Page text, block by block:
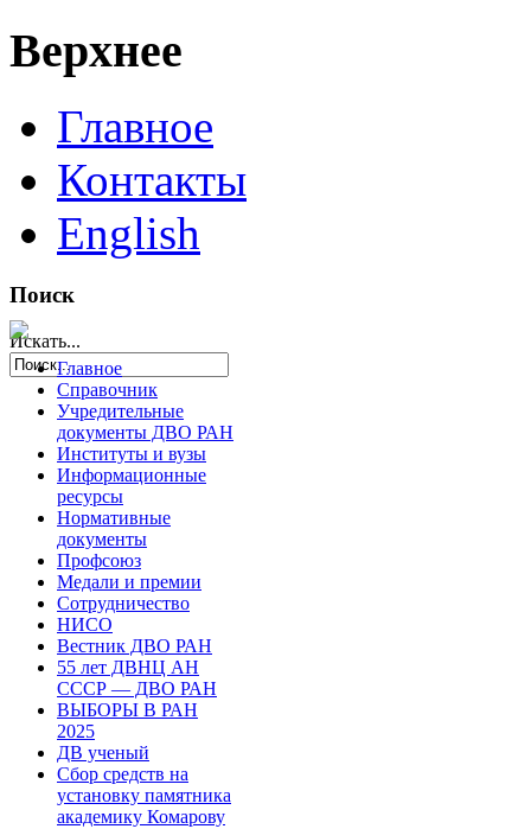
Верхнее
Главное
Контакты
English
Поиск
Искать...
Главное
Справочник
Учредительные
документы ДВО РАН
Институты и вузы
Информационные
ресурсы
Нормативные
документы
Профсоюз
Медали и премии
Сотрудничество
НИСО
Вестник ДВО РАН
55 лет ДВНЦ АН
СССР — ДВО РАН
ВЫБОРЫ В РАН
2025
ДВ ученый
Сбор средств на
установку памятника
академику Комарову